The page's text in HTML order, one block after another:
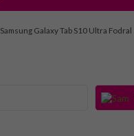
Samsung Galaxy Tab S10 Ultra Fodral